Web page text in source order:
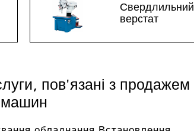
Свердлильний
верстат
пов'язані з продажем
машин